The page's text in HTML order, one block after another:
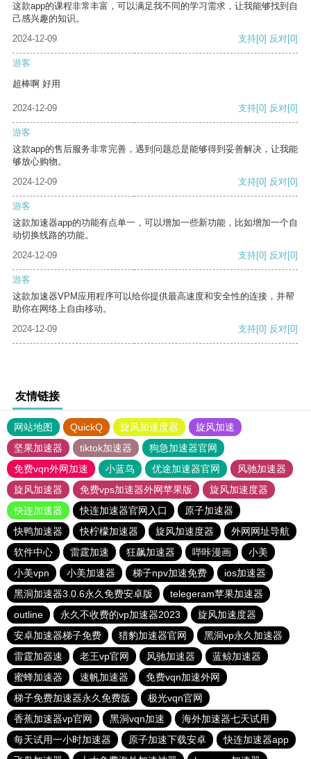
这款app的课程非常丰富，可以满足我不同的学习需求，让我能够找到自
己感兴趣的知识。
2024-12-09
支持[0] 反对[0]
游客
超棒啊 好用
2024-12-09 支持[0] 反对[0]
游客
这款app的售后服务非常完善，遇到问题总是能够得到妥善解决，让我能
够放心购物。
2024-12-09
支持[0] 反对[0]
游客
这款加速器app的功能有点单一，可以增加一些新功能，比如增加一个自
动切换线路的功能。
2024-12-09
支持[0] 反对[0]
游客
这款加速器VPM应用程序可以给你提供最高速度和安全性的连接，并帮
助你在网络上自由移动。
2024-12-09
支持[0] 反对[0]
友情链接
网站地图 QuickQ 旋风加速度器
旋风加速
坚果加速器
tiktok加速器
狗急加速器官网
免费vqn外网加速
小蓝鸟 优途加速器官网
风驰加速器
旋风加速器
免费vps加速器外网苹果版
旋风加速度器
快连加速器
快连加速器官网入口
原子加速器
快鸭加速器
快柠檬加速器 旋风加速度器
外网网址导航
软件中心
雷霆加速 狂飙加速器 哔咔漫画
小美
小美vpn
小美加速器 梯子npv加速免费
ios加速器
黑洞加速器3.0.6永久免费安卓版
telegeram苹果加速器
outline
永久不收费的vp加速器2023
旋风加速度器
安卓加速器梯子免费
猎豹加速器官网
黑洞vp永久加速器
雷霆加器速
老王vp官网 风驰加速器
蓝鲸加速器
蜜蜂加速器
速帆加速器
免费vqn加速外网
梯子免费加速器永久免费版
极光vqn官网
香蕉加速器vp官网
黑洞vqn加速
海外加速器七天试用
每天试用一小时加速器
原子加速下载安卓
快连加速器app